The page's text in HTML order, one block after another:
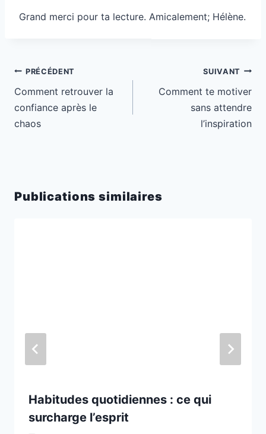
Grand merci pour ta lecture. Amicalement; Hélène.
Navigation
de
l’article
PRÉCÉDENT
Comment retrouver la
confiance après le
chaos
SUIVANT
Comment te motiver
sans attendre
l’inspiration
Publications similaires
Habitudes quotidiennes : ce qui
surcharge l’esprit